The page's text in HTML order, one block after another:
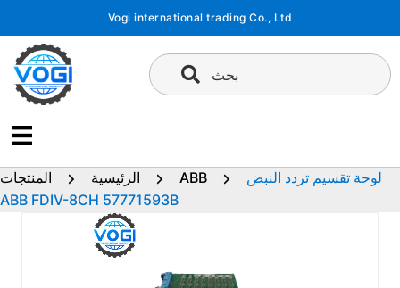
المحتوى
Vogi international trading Co., Ltd
بحث
الرئيسية المنتجات ABB
لوحة تقسيم تردد النبض
ABB FDIV-8CH 57771593B